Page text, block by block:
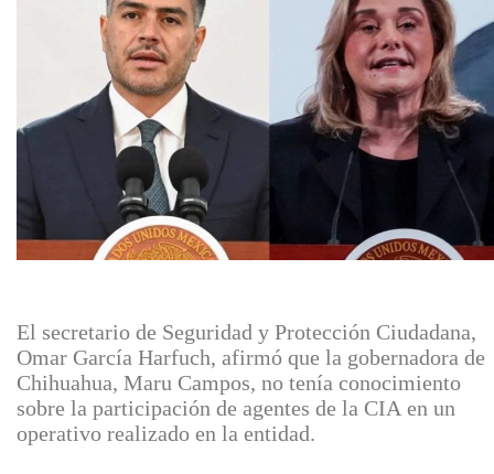
El secretario de Seguridad y Protección Ciudadana,
Omar García Harfuch, afirmó que la gobernadora de
Chihuahua, Maru Campos, no tenía conocimiento
sobre la participación de agentes de la CIA en un
operativo realizado en la entidad.